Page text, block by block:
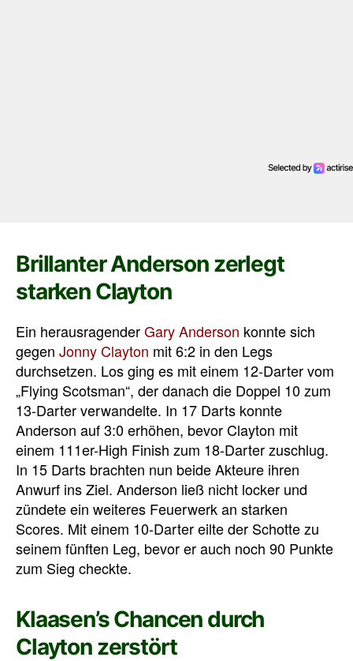
Brillanter Anderson zerlegt
starken Clayton
Ein herausragenderGary Anderson konnte sich
gegen Jonny Clayton mit 6:2 in den Legs
durchsetzen. Los ging es mit einem 12-Darter vom
„Flying Scotsman“, der danach die Doppel 10 zum
13-Darter verwandelte. In 17 Darts konnte
Anderson auf 3:0 erhöhen, bevor Clayton mit
einem 111er-High Finish zum 18-Darter zuschlug.
In 15 Darts brachten nun beide Akteure ihren
Anwurf ins Ziel. Anderson ließ nicht locker und
zündete ein weiteres Feuerwerk an starken
Scores. Mit einem 10-Darter eilte der Schotte zu
seinem fünften Leg, bevor er auch noch 90 Punkte
zum Sieg checkte.
Klaasen’s Chancen durch
Clayton zerstört